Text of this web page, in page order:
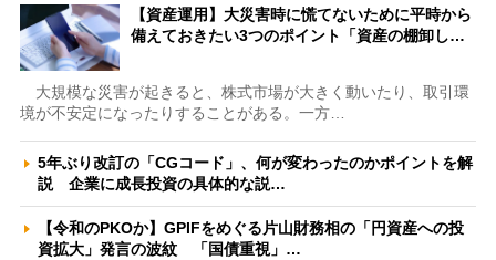
【資産運用】大災害時に慌てないために平時から
備えておきたい3つのポイント「資産の棚卸し…
大規模な災害が起きると、株式市場が大きく動いたり、取引環
境が不安定になったりすることがある。一方…
5年ぶり改訂の「CGコード」、何が変わったのかポイントを解
説 企業に成長投資の具体的な説…
【令和のPKOか】GPIFをめぐる片山財務相の「円資産への投
資拡大」発言の波紋 「国債重視」…